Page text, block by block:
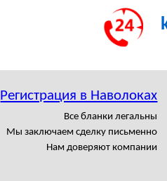
Регистрация в Наволоках
Все бланки легальны
Мы заключаем сделку письменно
Нам доверяют компании